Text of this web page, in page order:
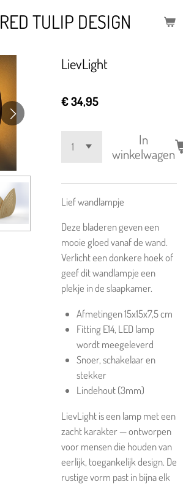
RED TULIP DESIGN
LievLight
€ 34,95
In
winkelwagen
Lief wandlampje
Deze bladeren geven een
mooie gloed vanaf de wand.
Verlicht een donkere hoek of
geef dit wandlampje een
plekje in de slaapkamer.
Afmetingen 15x15x7,5 cm
Fitting E14, LED lamp
wordt meegeleverd
Snoer, schakelaar en
stekker
Lindehout (3mm)
LievLight is een lamp met een
zacht karakter — ontworpen
voor mensen die houden van
eerlijk, toegankelijk design. De
rustige vorm past in bijna elk